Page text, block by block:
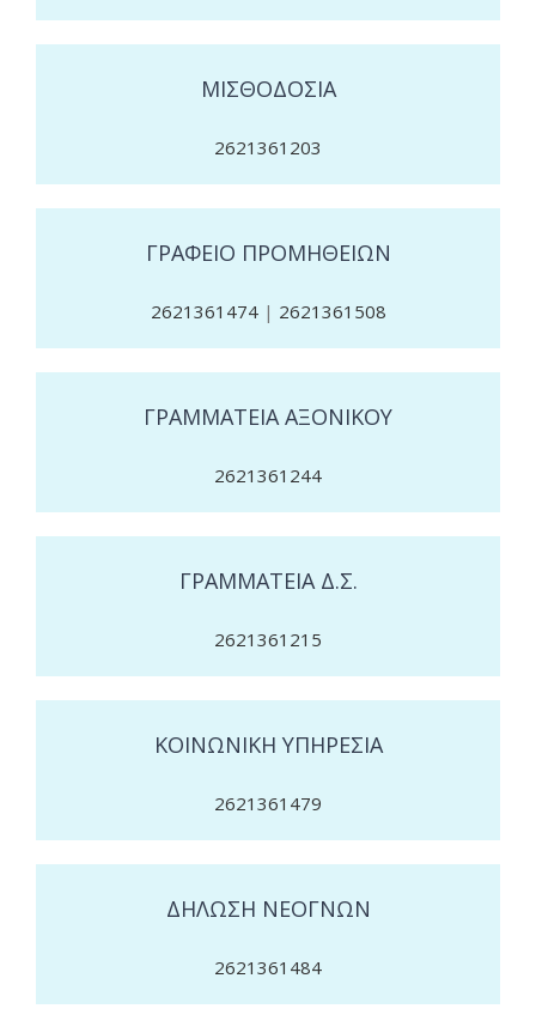
ΜΙΣΘΟΔΟΣΙΑ
2621361203
ΓΡΑΦΕΙΟ ΠΡΟΜΗΘΕΙΩΝ
2621361474| 2621361508
ΓΡΑΜΜΑΤΕΙΑ ΑΞΟΝΙΚΟΥ
2621361244
ΓΡΑΜΜΑΤΕΙΑ Δ.Σ.
2621361215
ΚΟΙΝΩΝΙΚΗ ΥΠΗΡΕΣΙΑ
2621361479
ΔΗΛΩΣΗ ΝΕΟΓΝΩΝ
2621361484